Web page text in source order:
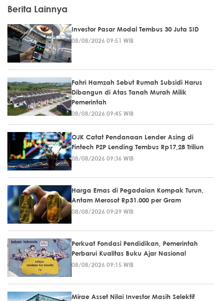
Berita Lainnya
Investor Pasar Modal Tembus 30 Juta SID
08/08/2026 09:51 WIB
Fahri Hamzah Sebut Rumah Subsidi Harus
Dibangun di Atas Tanah Murah Milik
Pemerintah
08/08/2026 09:45 WIB
OJK Catat Pendanaan Lender Asing di
Fintech P2P Lending Tembus Rp17,28 Triliun
08/08/2026 09:36 WIB
Harga Emas di Pegadaian Kompak Turun,
Antam Merosot Rp31.000 per Gram
08/08/2026 09:29 WIB
Perkuat Fondasi Pendidikan, Pemerintah
Perbarui Kualitas Buku Ajar Nasional
08/08/2026 09:15 WIB
Mirae Asset Nilai Investor Masih Selektif